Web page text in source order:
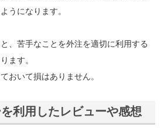
うになります。
、苦手なことを外注を適切に利用する
ます。
おいて損はありません。
利用したレビューや感想